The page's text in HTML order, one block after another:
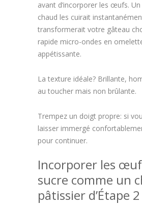
avant d’incorporer les œufs.
chaud les cuirait
transformerait votre gâteau
rapide micro-ondes en
appétissante.
La texture idéale? Brillante,
au toucher mais non brûlante.
Trempez un doigt propre: si
laisser immergé
pour continuer.
Incorporer les
sucre comme un
pâtissier d’Étape 2